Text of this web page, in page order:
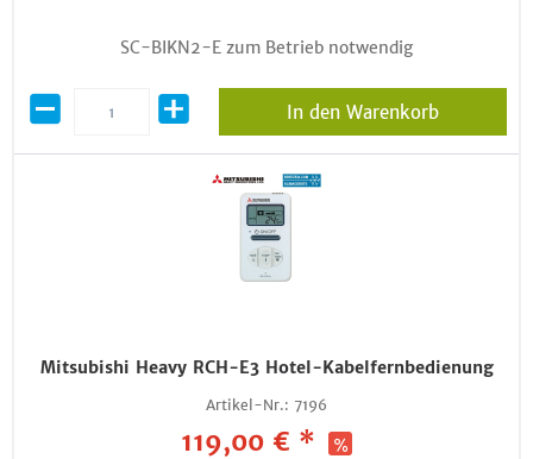
SC-BIKN2-E zum Betrieb notwendig
In den Warenkorb
Mitsubishi Heavy RCH-E3 Hotel-Kabelfernbedienung
Artikel-Nr.: 7196
119,00 € *